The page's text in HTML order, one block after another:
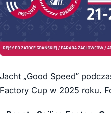
Jacht „Good Speed”
Factory Cup w 2025 roku.